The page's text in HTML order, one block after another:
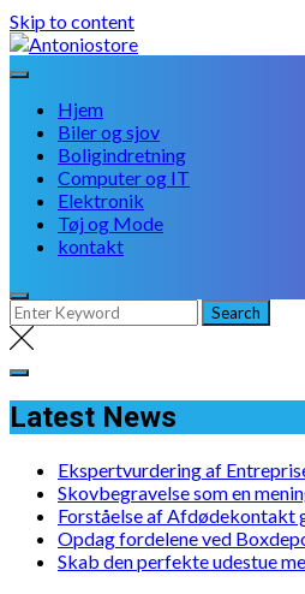
Skip to content
Hjem
Biler og sjov
Boligindretning
Computer og IT
Elektronik
Tøj og Mode
kontakt
Latest News
Ekspertvurdering af
Skovbegravelse som en
Forståelse af Afdødekontakt
Opdag fordelene ved
Skab den perfekte udestue